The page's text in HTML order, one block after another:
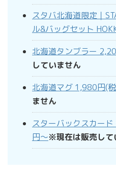
スタバ北海道限定｜
ル&バッグセット
北海道タンブラー
していません
北海道マグ 1,980円(
ません
スターバックスカー
円〜※現在は販売して